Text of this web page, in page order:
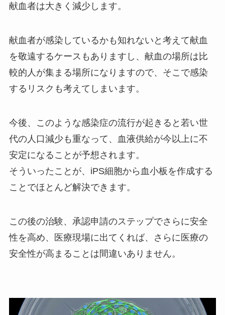
献血者は大きく減少します。
献血者が感染しているかも知れないと考えて献血
を敬遠するケースもありますし、献血の場所は比
較的人が集まる場所になりますので、そこで感染
するリスクも考えてしまいます。
今後、このような感染症の流行が起きると若い世
代の人口減少も重なって、血液供給が今以上に不
安定になることが予想されます。
そういったことが、iPS細胞から血小板を作成する
ことでほとんど解決できます。
この後の治験、承認申請のステップでさらに安全
性を高め、医療現場に出てくれば、さらに医療の
安全性が高まることは間違いありません。